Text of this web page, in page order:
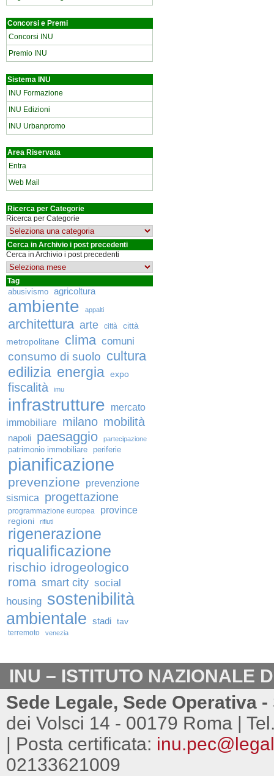
Concorsi e Premi
Concorsi INU
Premio INU
Sistema INU
INU Formazione
INU Edizioni
INU Urbanpromo
Area Riservata
Entra
Web Mail
Ricerca per Categorie
Ricerca per Categorie
Cerca in Archivio i post precedenti
Cerca in Archivio i post precedenti
Tag
abusivismo agricoltura
ambiente appalti
architettura arte città
città
metropolitane
clima comuni
consumo di suolo cultura
edilizia energia expo
fiscalità imu
infrastrutture
mercato
immobiliare milano mobilità
napoli paesaggio partecipazione
patrimonio immobiliare periferie
pianificazione
prevenzione
prevenzione
sismica
progettazione
programmazione europea province
regioni rifiuti
rigenerazione
riqualificazione
rischio idrogeologico
roma smart city social
housing sostenibilità
ambientale stadi tav
terremoto venezia
INU – ISTITUTO NAZIONALE
Sede Legale, Sede Operativa
dei Volsci 14 - 00179 Roma |
| Posta certificata:
02133621009